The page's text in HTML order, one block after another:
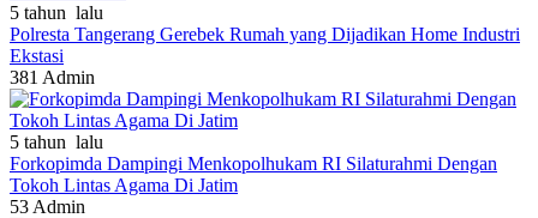
5 tahun lalu
Polresta Tangerang Gerebek Rumah yang Dijadikan Home Industri
Ekstasi
381 Admin
5 tahun lalu
Forkopimda Dampingi Menkopolhukam RI Silaturahmi Dengan
Tokoh Lintas Agama Di Jatim
53 Admin